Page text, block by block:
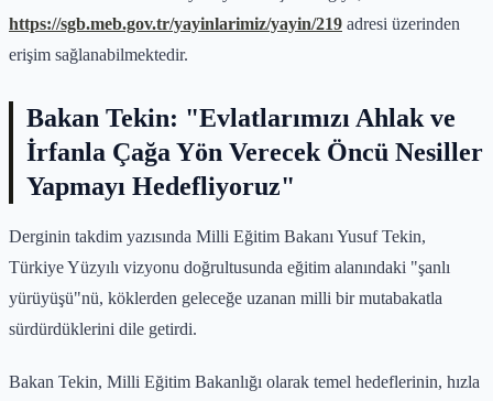
https://sgb.meb.gov.tr/yayinlarimiz/yayin/219 adresi üzerinden
erişim sağlanabilmektedir.
Bakan Tekin: "Evlatlarımızı Ahlak ve
İrfanla Çağa Yön Verecek Öncü Nesiller
Yapmayı Hedefliyoruz"
Derginin takdim yazısında Milli Eğitim Bakanı Yusuf Tekin,
Türkiye Yüzyılı vizyonu doğrultusunda eğitim alanındaki "şanlı
yürüyüşü"nü, köklerden geleceğe uzanan milli bir mutabakatla
sürdürdüklerini dile getirdi.
Bakan Tekin, Milli Eğitim Bakanlığı olarak temel hedeflerinin, hızla